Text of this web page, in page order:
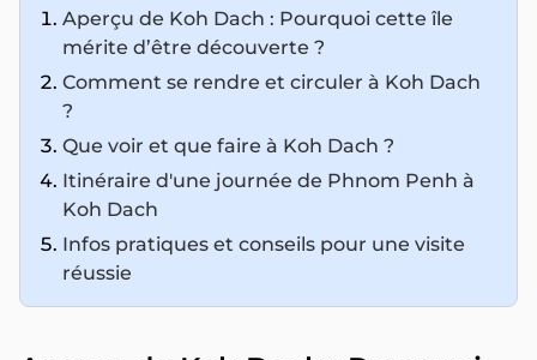
Aperçu de Koh Dach : Pourquoi cette île
mérite d’être découverte ?
Comment se rendre et circuler à Koh Dach
?
Que voir et que faire à Koh Dach ?
Itinéraire d'une journée de Phnom Penh à
Koh Dach
Infos pratiques et conseils pour une visite
réussie